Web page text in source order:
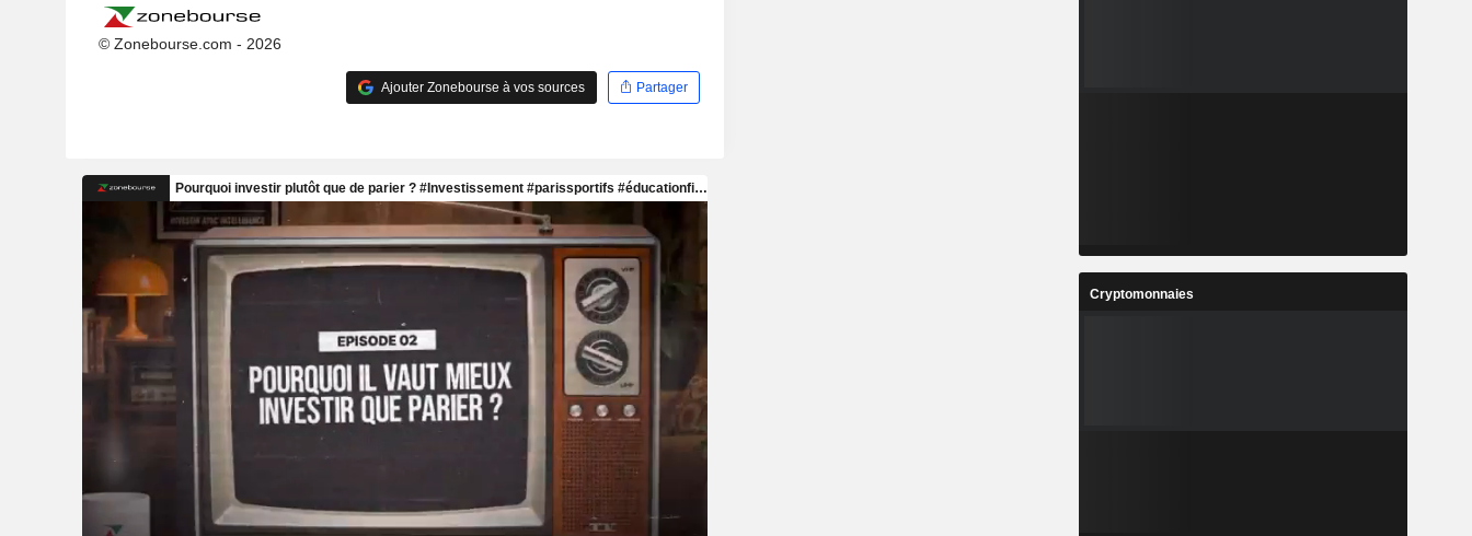
© Zonebourse.com - 2026
Ajouter Zonebourse à vos sources Partager
Cryptomonnaies